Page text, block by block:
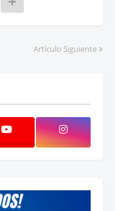
Artículo Siguiente